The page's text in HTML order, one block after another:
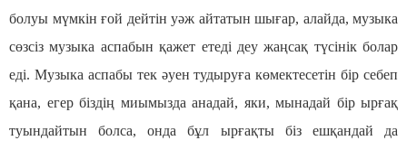
болуы мүмкін ғой дейтін уәж айтатын шығар, алайда, музыка
сөзсіз музыка аспабын қажет етеді деу жаңсақ түсінік болар
еді. Музыка аспабы тек әуен тудыруға көмектесетін бір себеп
қана, егер біздің миымызда анадай, яки, мынадай бір ырғақ
туындайтын болса, онда бұл ырғақты біз ешқандай да